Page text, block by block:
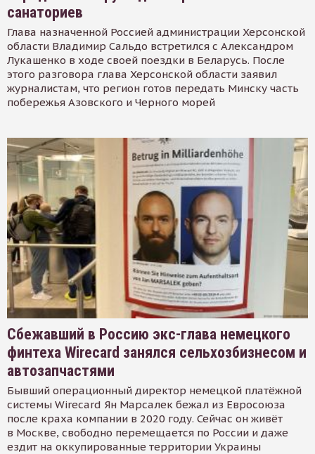
санаториев
Глава назначенной Россией администрации Херсонской
области Владимир Сальдо встретился с Александром
Лукашенко в ходе своей поездки в Беларусь. После
этого разговора глава Херсонской области заявил
журналистам, что регион готов передать Минску часть
побережья Азовского и Черного морей
Сбежавший в Россию экс-глава немецкого
финтеха Wirecard занялся сельхозбизнесом и
автозапчастями
Бывший операционный директор немецкой платёжной
системы Wirecard Ян Марсалек бежал из Евросоюза
после краха компании в 2020 году. Сейчас он живёт
в Москве, свободно перемещается по России и даже
ездит на оккупированные территории Украины